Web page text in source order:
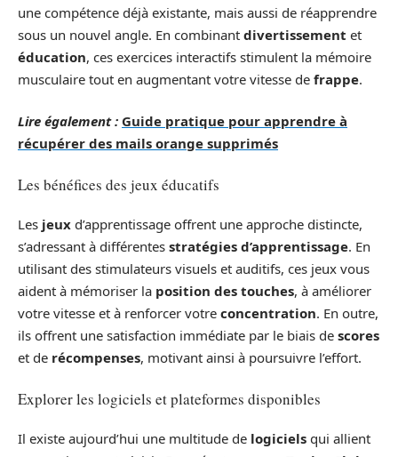
une compétence déjà existante, mais aussi de réapprendre
sous un nouvel angle. En combinant divertissement et
éducation, ces exercices interactifs stimulent la mémoire
musculaire tout en augmentant votre vitesse de frappe.
Lire également : Guide pratique pour apprendre à
récupérer des mails orange supprimés
Les bénéfices des jeux éducatifs
Les jeux d’apprentissage offrent une approche distincte,
s’adressant à différentes stratégies d’apprentissage. En
utilisant des stimulateurs visuels et auditifs, ces jeux vous
aident à mémoriser la position des touches, à améliorer
votre vitesse et à renforcer votre concentration. En outre,
ils offrent une satisfaction immédiate par le biais de scores
et de récompenses, motivant ainsi à poursuivre l’effort.
Explorer les logiciels et plateformes disponibles
Il existe aujourd’hui une multitude de logiciels qui allient